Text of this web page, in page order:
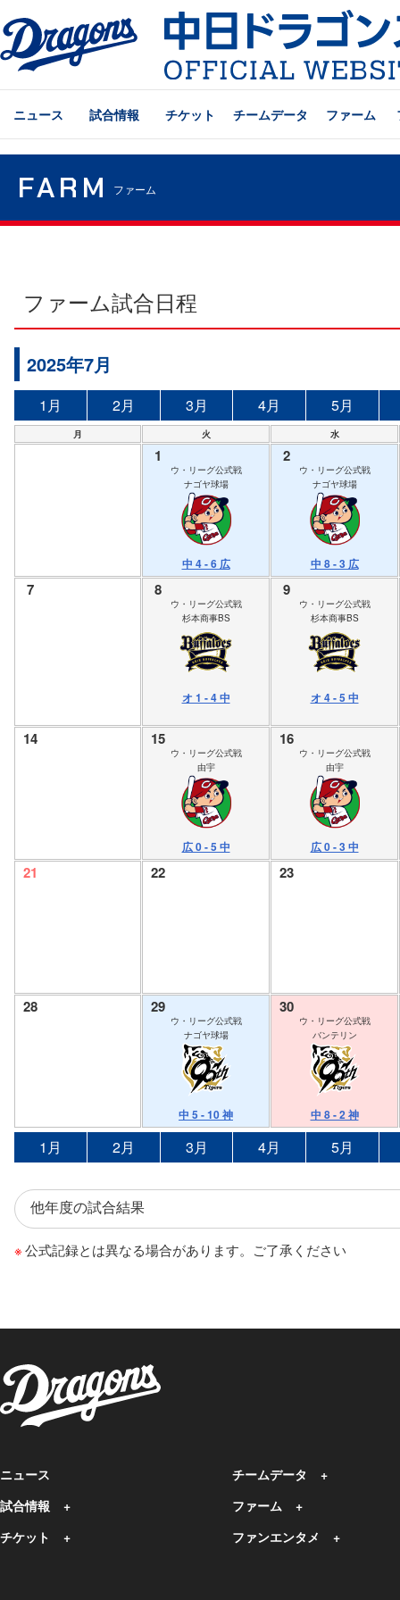
ニュース 試合情報 チケット チームデータ ファーム
FARM ファーム
ファーム試合日程
2025年7月
1月 2月 3月 4月 5月
月 火 水
1
ウ・リーグ公式戦
ナゴヤ球場
中 4 - 6 広
2
ウ・リーグ公式戦
ナゴヤ球場
中 8 - 3 広
7 8
ウ・リーグ公式戦
杉本商事BS
オ 1 - 4 中
9
ウ・リーグ公式戦
杉本商事BS
オ 4 - 5 中
14 15
ウ・リーグ公式戦
由宇
広 0 - 5 中
16
ウ・リーグ公式戦
由宇
広 0 - 3 中
21 22 23
28 29
ウ・リーグ公式戦
ナゴヤ球場
中 5 - 10 神
30
ウ・リーグ公式戦
バンテリン
中 8 - 2 神
1月 2月 3月 4月 5月
公式記録とは異なる場合があります。ご了承ください
ニュース
試合情報
チケット
チームデータ
ファーム
ファンエンタメ